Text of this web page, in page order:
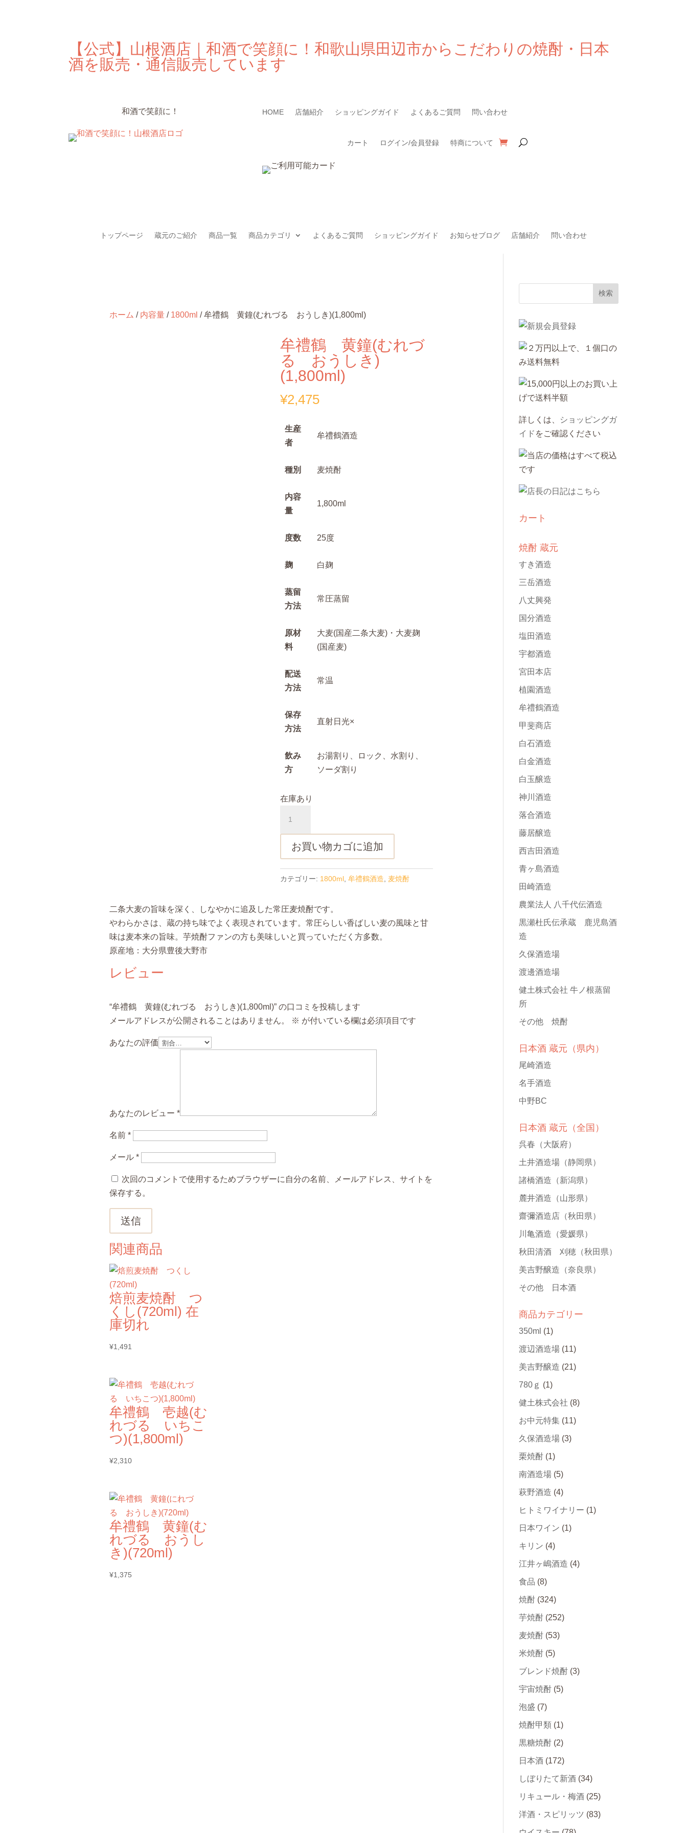
【公式】山根酒店｜和酒で笑顔に！和歌山県田辺市からこだわりの焼酎・日本
酒を販売・通信販売しています
和酒で笑顔に！ HOME 店舗紹介 ショッピングガイド よくあるご質問 問い合わせ
カート ログイン/会員登録 特商について
トップページ 蔵元のご紹介 商品一覧 商品カテゴリ よくあるご質問 ショッピングガイド お知らせブログ 店舗紹介 問い合わせ
ホーム / 内容量/ 1800ml / 牟禮鶴 黄鐘(むれづる おうしき)(1,800ml)
牟禮鶴 黄鐘(むれづ
る おうしき)
(1,800ml)
¥2,475
生産
者
牟禮鶴酒造
種別 麦焼酎
内容
量
1,800ml
度数 25度
麹 白麹
蒸留
方法
常圧蒸留
原材
料
大麦(国産二条大麦)・大麦麹
(国産麦)
配送
方法
常温
保存
方法
直射日光×
飲み
方
お湯割り、ロック、水割り、
ソーダ割り
在庫あり
鐘
(む
づ
る
お
個
お買い物カゴに追加
カテゴリー: 1800ml, 牟禮鶴酒造 麦焼酎
二条大麦の旨味を深く、しなやかに追及した常圧麦焼酎です。
やわらかさは、蔵の持ち味でよく表現されています。常圧らしい香ばしい麦の風味と甘
味は麦本来の旨味。芋焼酎ファンの方も美味しいと買っていただく方多数。
原産地：大分県豊後大野市
レビュー
“牟禮鶴 黄鐘(むれづる おうしき)(1,800ml)” の口コミを投稿します
メールアドレスが公開されることはありません。
※ が付いている欄は必須項目です
あなたの評価
あなたのレビュー *
名前 *
メール *
次回のコメントで使用するためブラウザーに自分の名前、メールアドレス、サイトを
保存する。
送信
関連商品
焙煎麦焼酎 つ
くし(720ml) 在
庫切れ
¥1,491
牟禮鶴 壱越(む
れづる いちこ
つ)(1,800ml)
¥2,310
牟禮鶴 黄鐘(む
れづる おうし
き)(720ml)
¥1,375
詳しくは、
ショッピングガ
イド をご確認ください
カート
焼酎 蔵元
すき酒造
三岳酒造
八丈興発
国分酒造
塩田酒造
宇都酒造
宮田本店
植園酒造
牟禮鶴酒造
甲斐商店
白石酒造
白金酒造
白玉醸造
神川酒造
落合酒造
藤居醸造
西吉田酒造
青ヶ島酒造
田崎酒造
農業法人 八千代伝酒造
黒瀬杜氏伝承蔵 鹿児島酒
造
久保酒造場
渡邊酒造場
健土株式会社 牛ノ根蒸留
所
その他 焼酎
日本酒 蔵元（県内）
尾崎酒造
名手酒造
中野BC
日本酒 蔵元（全国）
呉春 （大阪府）
土井酒造場 （静岡県）
諸橋酒造 （新潟県）
麓井酒造 （山形県）
齋彌酒造店 （秋田県）
川亀酒造 （愛媛県）
秋田清酒 刈穂 （秋田県）
美吉野醸造 （奈良県）
その他 日本酒
商品カテゴリー
350ml (1)
渡辺酒造場 (11)
美吉野醸造 (21)
780ｇ (1)
健土株式会社 (8)
お中元特集 (11)
久保酒造場 (3)
栗焼酎 (1)
南酒造場 (5)
萩野酒造 (4)
ヒトミワイナリー (1)
日本ワイン (1)
キリン (4)
江井ヶ嶋酒造 (4)
食品 (8)
焼酎 (324)
芋焼酎 (252)
麦焼酎 (53)
米焼酎 (5)
ブレンド焼酎 (3)
宇宙焼酎 (5)
泡盛 (7)
焼酎甲類 (1)
黒糖焼酎 (2)
日本酒 (172)
しぼりたて新酒 (34)
リキュール・梅酒 (25)
洋酒・スピリッツ (83)